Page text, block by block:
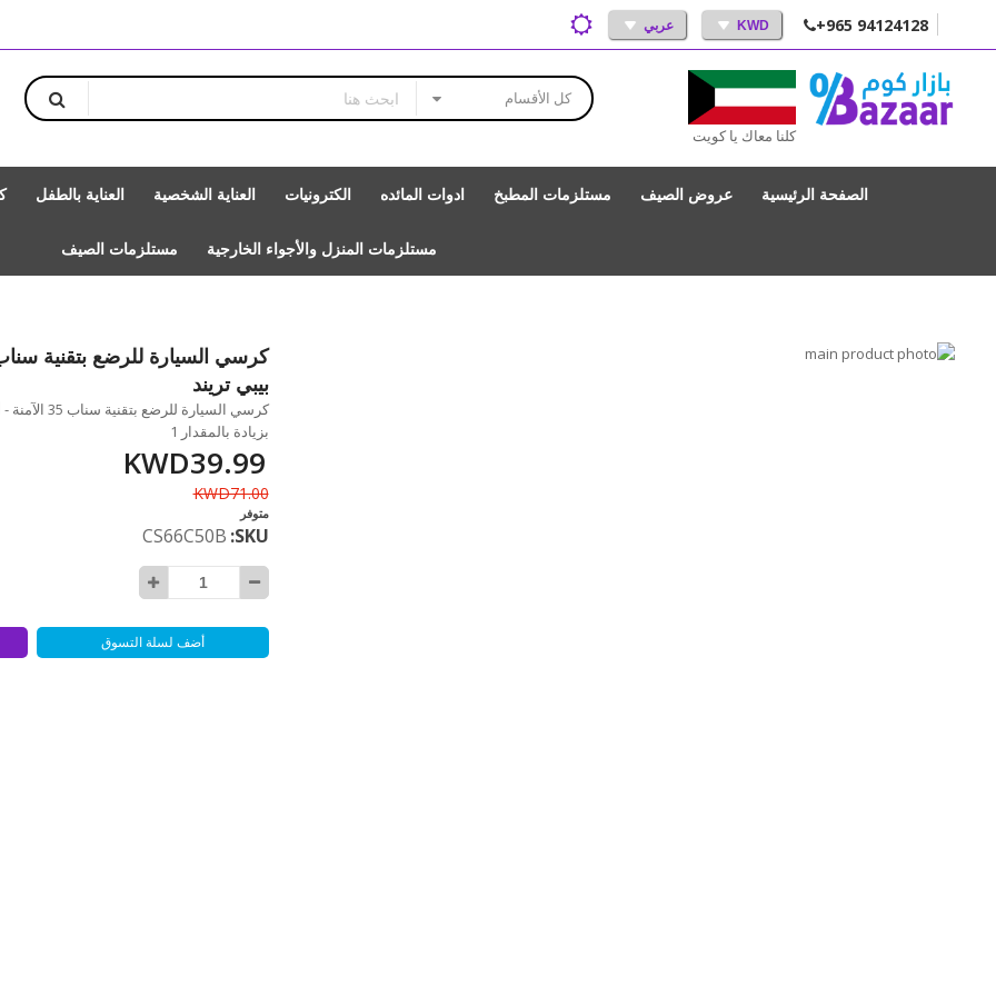
+965 94124128
KWD عربي
كلنا معاك يا كويت
كل الأقسام
الصفحة الرئيسية عروض الصيف مستلزمات المطبخ ادوات المائده الكترونيات العناية الشخصية العناية بالطفل
مستلزمات المنزل والأجواء الخارجية مستلزمات الصيف
انتقل
بيبي تريند
كرسي
بزيادة بالمقدار 1
KWD39.99
KWD71.00
متوفر
SKU
CS66C50B
أضف لسلة التسوق